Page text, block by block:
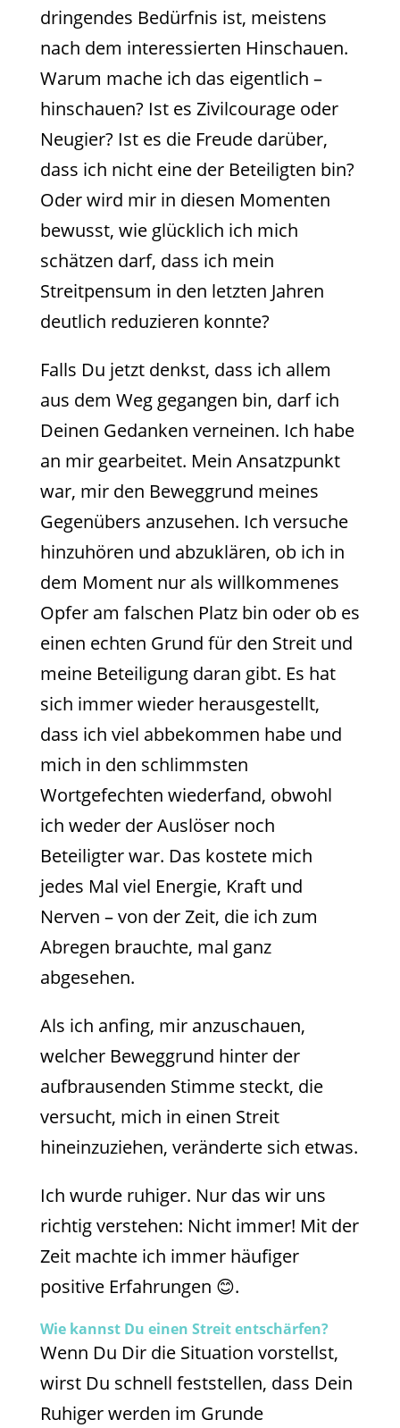
dringendes Bedürfnis ist, meistens
nach dem interessierten Hinschauen.
Warum mache ich das eigentlich –
hinschauen? Ist es Zivilcourage oder
Neugier? Ist es die Freude darüber,
dass ich nicht eine der Beteiligten bin?
Oder wird mir in diesen Momenten
bewusst, wie glücklich ich mich
schätzen darf, dass ich mein
Streitpensum in den letzten Jahren
deutlich reduzieren konnte?
Falls Du jetzt denkst, dass ich allem
aus dem Weg gegangen bin, darf ich
Deinen Gedanken verneinen. Ich habe
an mir gearbeitet. Mein Ansatzpunkt
war, mir den Beweggrund meines
Gegenübers anzusehen. Ich versuche
hinzuhören und abzuklären, ob ich in
dem Moment nur als willkommenes
Opfer am falschen Platz bin oder ob es
einen echten Grund für den Streit und
meine Beteiligung daran gibt. Es hat
sich immer wieder herausgestellt,
dass ich viel abbekommen habe und
mich in den schlimmsten
Wortgefechten wiederfand, obwohl
ich weder der Auslöser noch
Beteiligter war. Das kostete mich
jedes Mal viel Energie, Kraft und
Nerven – von der Zeit, die ich zum
Abregen brauchte, mal ganz
abgesehen.
Als ich anfing, mir anzuschauen,
welcher Beweggrund hinter der
aufbrausenden Stimme steckt, die
versucht, mich in einen Streit
hineinzuziehen, veränderte sich etwas.
Ich wurde ruhiger. Nur das wir uns
richtig verstehen: Nicht immer! Mit der
Zeit machte ich immer häufiger
positive Erfahrungen 😊.
Wie kannst Du einen Streit entschärfen?
Wenn Du Dir die Situation vorstellst,
wirst Du schnell feststellen, dass Dein
Ruhiger werden im Grunde